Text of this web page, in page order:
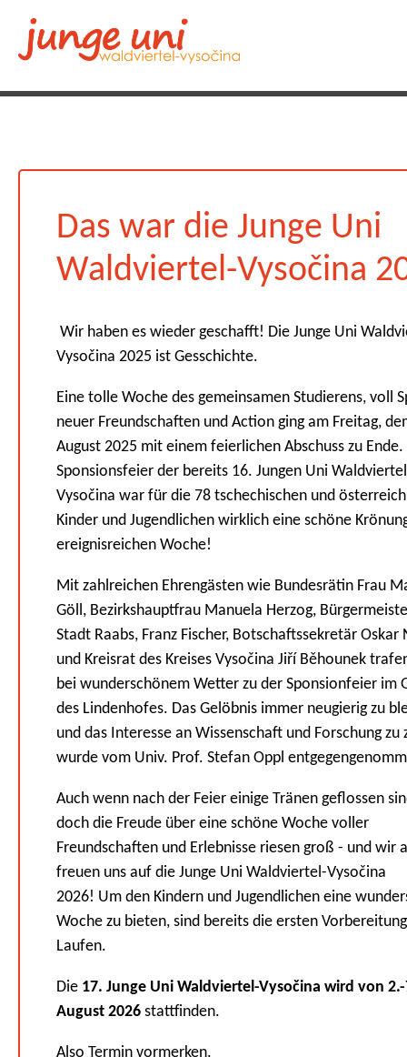
Das war die Junge Uni
Waldviertel-Vysočina
Wir haben es wieder geschafft! Die Junge Uni
Vysočina 2025 ist Gesschichte.
Eine tolle Woche des gemeinsamen Studierens, voll
neuer Freundschaften und Action ging am Freitag,
August 2025 mit einem feierlichen Abschuss zu Ende.
Sponsionsfeier der bereits 16. Jungen Uni
Vysočina war für die 78 tschechischen und
Kinder und Jugendlichen wirklich eine schöne
ereignisreichen Woche!
Mit zahlreichen Ehrengästen wie Bundesrätin Frau
Göll, Bezirkshauptfrau Manuela Herzog,
Stadt Raabs, Franz Fischer, Botschaftssekretär Oskar
und Kreisrat des Kreises Vysočina Jiří Běhounek
bei wunderschönem Wetter zu der Sponsionfeier im
des Lindenhofes. Das Gelöbnis immer neugierig zu
und das Interesse an Wissenschaft und Forschung zu
wurde vom Univ. Prof. Stefan Oppl
Auch wenn nach der Feier einige Tränen geflossen
doch die Freude über eine schöne Woche voller
Freundschaften und Erlebnisse riesen groß - und wir
freuen uns auf die Junge Uni Waldviertel-Vysočina
2026! Um den Kindern und Jugendlichen eine
Woche zu bieten, sind bereits die ersten
Laufen.
Die 17. Junge Uni Waldviertel-Vysočina wird von
August 2026 stattfinden.
Also Termin vormerken.